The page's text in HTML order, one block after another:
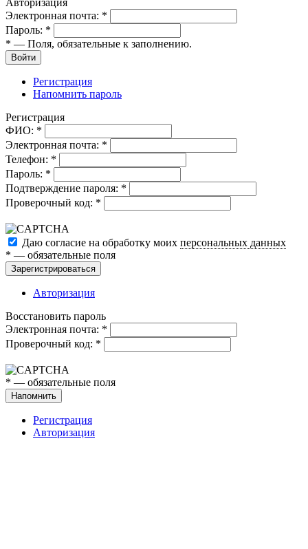
Авторизация
Электронная почта: *
Пароль: *
* — Поля, обязательные к заполнению.
Войти
Регистрация
Напомнить пароль
Регистрация
ФИО: *
Электронная почта: *
Телефон: *
Пароль: *
Подтверждение пароля: *
Проверочный код: *
Даю согласие на обработку моих персональных данных
* — обязательные поля
Зарегистрироваться
Авторизация
Восстановить пароль
Электронная почта: *
Проверочный код: *
* — обязательные поля
Напомнить
Регистрация
Авторизация